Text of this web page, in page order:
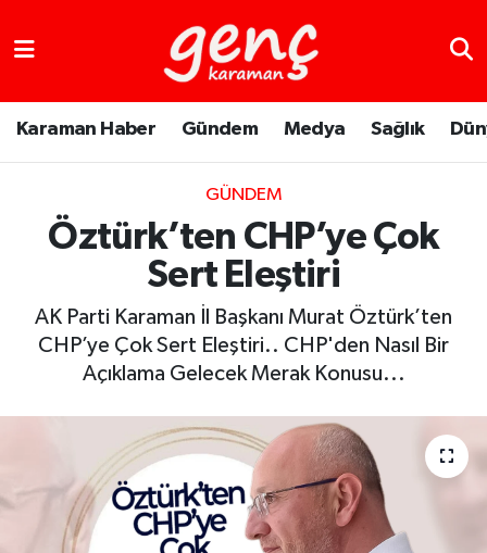
Karaman Haber Gündem Medya Sağlık
GÜNDEM
Öztürk’ten CHP’ye Çok
Sert Eleştiri
AK Parti Karaman İl Başkanı Murat Öztürk’ten
CHP’ye Çok Sert Eleştiri.. CHP'den Nasıl Bir
Açıklama Gelecek Merak Konusu...